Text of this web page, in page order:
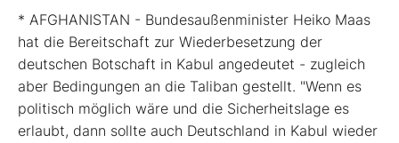
Kontakt
* AFGHANISTAN - Bundesaußenminister Heiko Maas
hat die Bereitschaft zur Wiederbesetzung der
deutschen Botschaft in Kabul angedeutet - zugleich
aber Bedingungen an die Taliban gestellt. "Wenn es
politisch möglich wäre und die Sicherheitslage es
erlaubt, dann sollte auch Deutschland in Kabul wieder